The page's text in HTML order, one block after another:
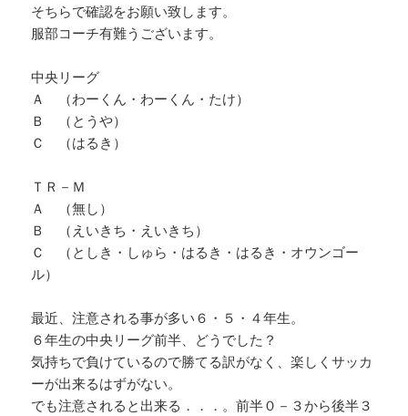
そちらで確認をお願い致します。
服部コーチ有難うございます。
中央リーグ
Ａ （わーくん・わーくん・たけ）
Ｂ （とうや）
Ｃ （はるき）
ＴＲ－Ｍ
Ａ （無し）
Ｂ （えいきち・えいきち）
Ｃ （としき・しゅら・はるき・はるき・オウンゴー
ル）
最近、注意される事が多い６・５・４年生。
６年生の中央リーグ前半、どうでした？
気持ちで負けているので勝てる訳がなく、楽しくサッカ
ーが出来るはずがない。
でも注意されると出来る．．．。前半０－３から後半３